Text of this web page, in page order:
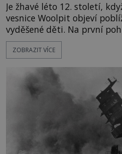
Je žhavé léto 12. století,
vesnice Woolpit objeví
vyděšené děti. Na první
každé jiné, až na jednu
kůže má nazelenalý odstín,
kromě syrových bobů. Příběh se rychle stává
jednou z největších záhad
po téměř devíti stech
ZOBRAZIT VÍCE